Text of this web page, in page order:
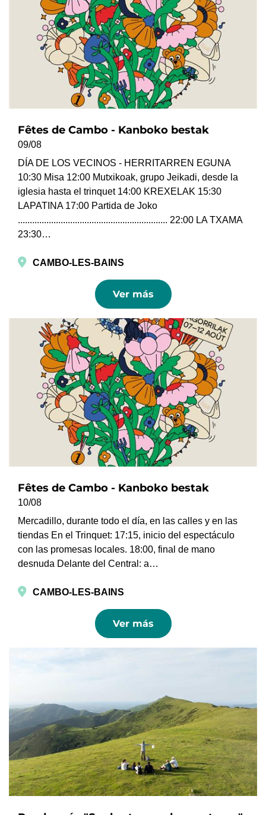
Fêtes de Cambo - Kanboko bestak
09/08
DÍA DE LOS VECINOS - HERRITARREN EGUNA
10:30 Misa 12:00 Mutxikoak, grupo Jeikadi, desde la
iglesia hasta el trinquet 14:00 KREXELAK 15:30
LAPATINA 17:00 Partida de Joko
............................................................... 22:00 LA TXAMA
23:30…
CAMBO-LES-BAINS
Ver más
Fêtes de Cambo - Kanboko bestak
10/08
Mercadillo, durante todo el día, en las calles y en las
tiendas En el Trinquet: 17:15, inicio del espectáculo
con las promesas locales. 18:00, final de mano
desnuda Delante del Central: a…
CAMBO-LES-BAINS
Ver más